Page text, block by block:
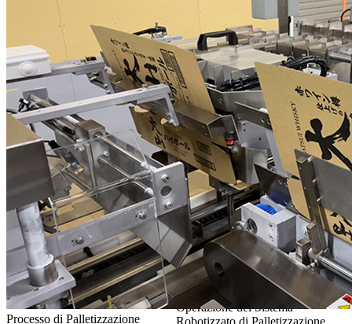
Operazione del Sistema
Robotizzato di Palletizzazione
Processo di Palletizzazione